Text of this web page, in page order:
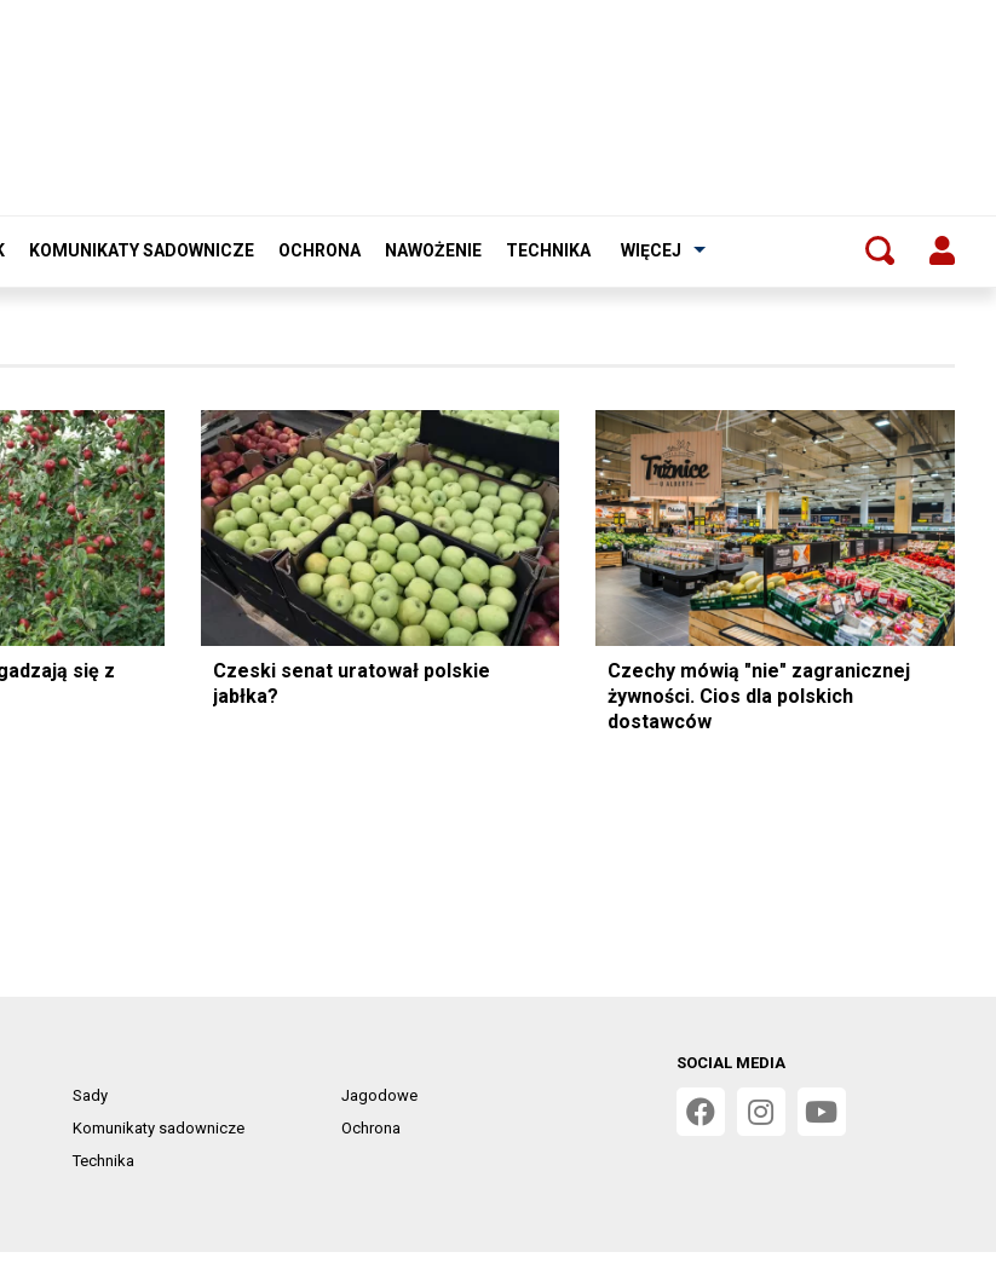
KOMUNIKATY SADOWNICZE OCHRONA NAWOŻENIE TECHNIKA WIĘCEJ
się z
Czeski senat uratował polskie
jabłka?
Czechy mówią "nie" zagranicznej
żywności. Cios dla polskich
dostawców
Sady
Jagodowe
Komunikaty sadownicze
Ochrona
Technika
SOCIAL MEDIA